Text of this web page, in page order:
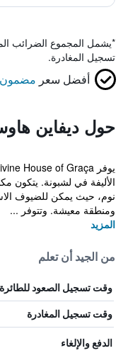
*يشمل المجموع الضرائب
تسجيل المغادرة.
أفضل سعر مضمون
حول ديفاين
نوم، حيث يمكن للضيوف
ومنطقة معيشة. وتتوفر ...
المزيد
من الجيد أن تعلم
وقت تسجيل الصعود للطائرة
وقت تسجيل المغادرة
الدفع والإلغاء